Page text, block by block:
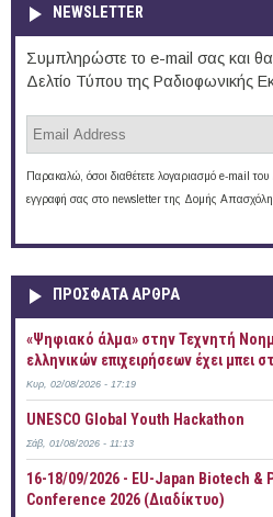
NEWSLETTER
Συμπληρώστε το e-mail σας και θα
Δελτίο Τύπου της Ραδιοφωνικής
Παρακαλώ, όσοι διαθέτετε λογαριασμό e-mail
εγγραφή σας στο newsletter της Δομής
ΠΡOΣΦΑΤΑ AΡΘΡΑ
«Ψηφιακό άλμα» στην Τεχνητή
ελληνικών επιχειρήσεων έχει μπει
Κυρ, 02/08/2026 - 17:19
UNESCO Global Youth Hackathon
Σάβ, 01/08/2026 - 11:13
16-18/09/2026 - EU-Japan Biotech &
Conference 2026 (Διαδίκτυο)